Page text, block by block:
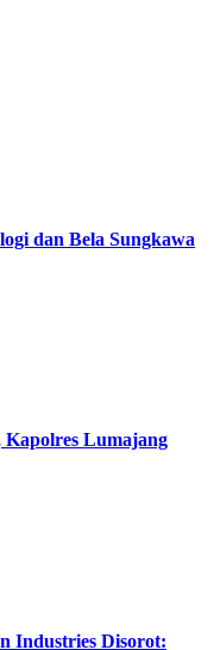
dan Bela Sungkawa
Lumajang
Industries Disorot: